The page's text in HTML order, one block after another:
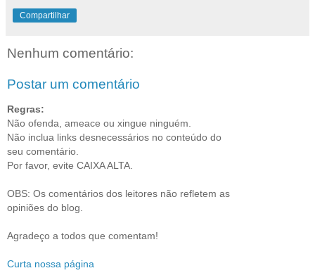
Compartilhar
Nenhum comentário:
Postar um comentário
Regras:
Não ofenda, ameace ou xingue ninguém.
Não inclua links desnecessários no conteúdo do
seu comentário.
Por favor, evite CAIXA ALTA.
OBS: Os comentários dos leitores não refletem as
opiniões do blog.
Agradeço a todos que comentam!
Curta nossa página